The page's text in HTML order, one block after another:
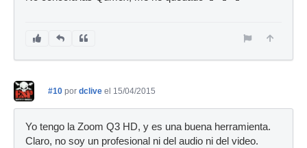
#10 por dclive el 15/04/2015
Yo tengo la Zoom Q3 HD, y es una buena herramienta.
Claro, no soy un profesional ni del audio ni del video.